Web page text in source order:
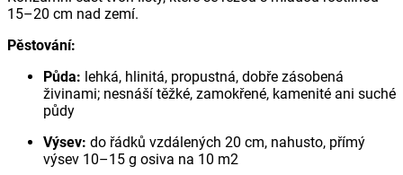
15–20 cm nad zemí.
Pěstování:
Půda: lehká, hlinitá, propustná, dobře zásobená
živinami; nesnáší těžké, zamokřené, kamenité ani suché
půdy
Výsev: do řádků vzdálených 20 cm, nahusto, přímý
výsev 10–15 g osiva na 10 m2